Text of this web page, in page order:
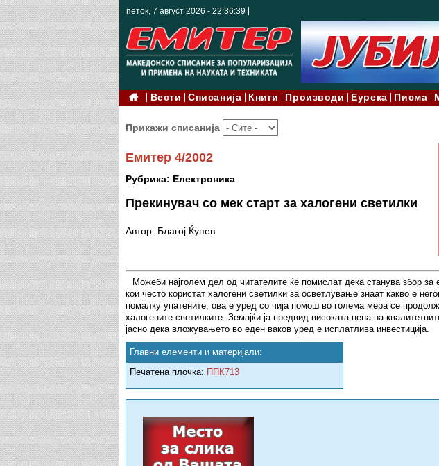
петок, 7 август 2026 - 22:36:41
Вести Списанија Книги Производи Еурека Писма
Прикажи списанија
Емитер 4/2002
Рубрика: Електроника
Прекинувач со мек старт за халогени светилки
Автор: Благој Ќупев
Можеби најголем дел од читателите ќе помислат дека станува збор
кои често користат халогени светилки за осветлување знаат какво е
помалку упатените, ова е уред со чија помош во голема мера се
халогените светилките. Земајќи ја предвид високата цена на
јасно дека вложувањето во еден ваков уред е исплатлива инвестиција.
Главни елементи и материјали:
Печатена плочка: ППК713